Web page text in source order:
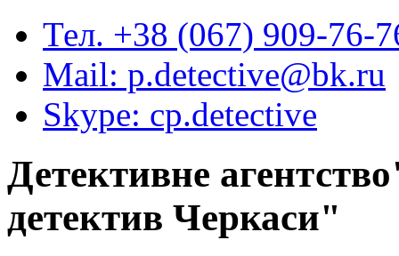
Тел. +38 (067) 909-76-
Mail: p.detective@bk.ru
Skype: cp.detective
Детективне
детектив Черкаси"